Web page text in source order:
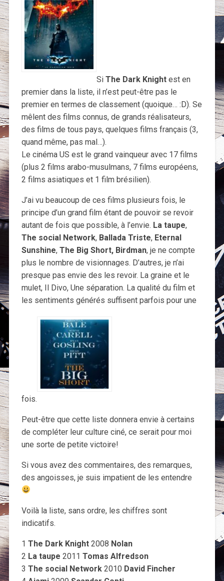
SiThe Dark Knightest en
premier dans la liste, il n’est peut-être pas le
premier en termes de classement (quoique… :D). Se
mêlent des films connus, de grands réalisateurs,
des films de tous pays, quelques films français (3,
quand même, pas mal…).
Le cinéma US est le grand vainqueur avec 17 films
(plus 2 films arabo-musulmans, 7 films européens,
2 films asiatiques et 1 film brésilien).
J’ai vu beaucoup de ces films plusieurs fois, le
principe d’un grand film étant de pouvoir se revoir
autant de fois que possible, à l’envie. La taupe,
The social Network, Ballada Triste, Eternal
Sunshine, The Big Short, Birdman, je ne compte
plus le nombre de visionnages. D’autres, je n’ai
presque pas envie des les revoir. La graine et le
mulet, Il Divo, Une séparation. La qualité du film et
les sentiments générés suffisent parfois pour une
fois.
Peut-être que cette liste donnera envie à certains
de compléter leur culture ciné, ce serait pour moi
une sorte de petite victoire!
Si vous avez des commentaires, des remarques,
des angoisses, je suis impatient de les entendre
Voilà la liste, sans ordre, les chiffres sont
indicatifs.
1 The Dark Knight2008 Nolan
2 La taupe 2011 Tomas Alfredson
3 The social Network2010 David Fincher